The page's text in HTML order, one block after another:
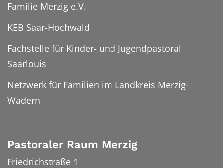
Familie Merzig e.V.
KEB Saar-Hochwald
Fachstelle für Kinder- und Jugendpastoral
Saarlouis
Netzwerk für Familien im Landkreis Merzig-
Wadern
Pastoraler Raum Merzig
Friedrichstraße 1